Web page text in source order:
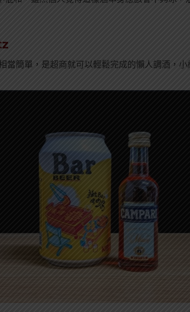
當簡單，是超商就可以輕鬆完成的懶人調酒，